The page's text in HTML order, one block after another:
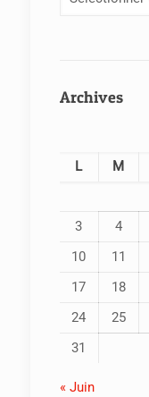
Archives
L M
3
4
10
11
17
18
24
25
31
« Juin